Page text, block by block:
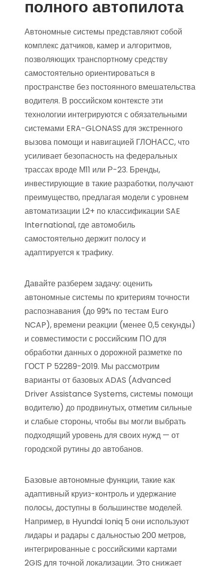
полного автопилота
Автономные системы представляют собой
комплекс датчиков, камер и алгоритмов,
позволяющих транспортному средству
самостоятельно ориентироваться в
пространстве без постоянного вмешательства
водителя. В российском контексте эти
технологии интегрируются с обязательными
системами ERA-GLONASS для экстренного
вызова помощи и навигацией ГЛОНАСС, что
усиливает безопасность на федеральных
трассах вроде М11 или Р-23. Бренды,
инвестирующие в такие разработки, получают
преимущество, предлагая модели с уровнем
автоматизации L2+ по классификации SAE
International, где автомобиль
самостоятельно держит полосу и
адаптируется к трафику.
Давайте разберем задачу: оценить
автономные системы по критериям точности
распознавания (до 99% по тестам Euro
NCAP), времени реакции (менее 0,5 секунды)
и совместимости с российским ПО для
обработки данных о дорожной разметке по
ГОСТ Р 52289-2019. Мы рассмотрим
варианты от базовых ADAS (Advanced
Driver Assistance Systems, системы помощи
водителю) до продвинутых, отметим сильные
и слабые стороны, чтобы вы могли выбрать
подходящий уровень для своих нужд — от
городской рутины до автобанов.
Базовые автономные функции, такие как
адаптивный круиз-контроль и удержание
полосы, доступны в большинстве моделей.
Например, в Hyundai Ioniq 5 они используют
лидары и радары с дальностью 200 метров,
интегрированные с российскими картами
2GIS для точной локализации. Это снижает